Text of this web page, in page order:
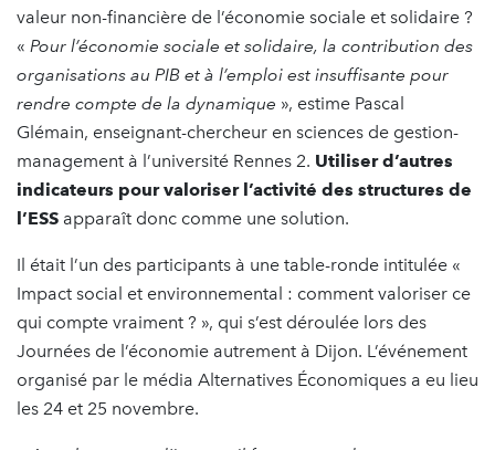
valeur non-financière de l’économie sociale et solidaire ?
« Pour l’économie sociale et solidaire, la contribution des
organisations au PIB et à l’emploi est insuffisante pour
rendre compte de la dynamique », estime Pascal
Glémain, enseignant-chercheur en sciences de gestion-
management à l’université Rennes 2. Utiliser d’autres
indicateurs pour valoriser l’activité des structures de
l’ESS apparaît donc comme une solution.
Il était l’un des participants à une table-ronde intitulée «
Impact social et environnemental : comment valoriser ce
qui compte vraiment ? », qui s’est déroulée lors des
Journées de l’économie autrement à Dijon. L’événement
organisé par le média Alternatives Économiques a eu lieu
les 24 et 25 novembre.